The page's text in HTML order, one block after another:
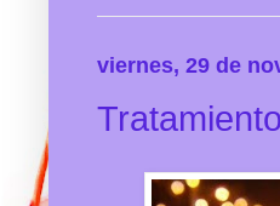
viernes, 29 de